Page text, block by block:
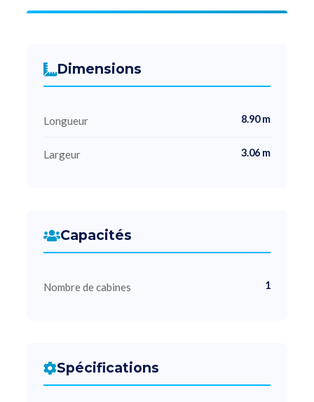
Dimensions
Longueur 8.90 m
Largeur 3.06 m
Capacités
Nombre de cabines 1
Spécifications